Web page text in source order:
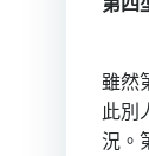
雖然
此別
況。